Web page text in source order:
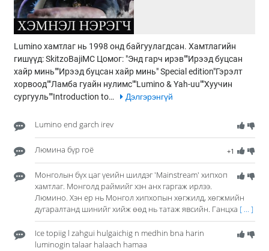
Lumino хамтлаг нь 1998 онд байгуулагдсан. Хамтлагийн
гишүүд: SkitzoBajiMC Цомог: "Энд гарч ирэв""Ирээд буцсан
хайр минь""Ирээд буцсан хайр минь" Special edition"Гэрэлт
хорвоод""Ламба гуайн нулимс""Lumino & Yah-uu""Хуучин
сургууль""Introduction to…
Дэлгэрэнгүй
Lumino end garch irev
+1
Люмина бүр гоё
Монголын бүх цаг үеийн шилдэг 'Mainstream' хипхоп
хамтлаг. Монголд раймийг хэн анх гаргаж ирлээ.
Люмино. Хэн ер нь Монгол хипхопын хөгжилд, хөгжмийн
дугаралтанд шинийг хийж өөд нь татаж явсийн. Ганцха [ ... ]
Ice topiig l zahgui hulgaichig n medhin bna harin
luminogin talaar halaach hamaa